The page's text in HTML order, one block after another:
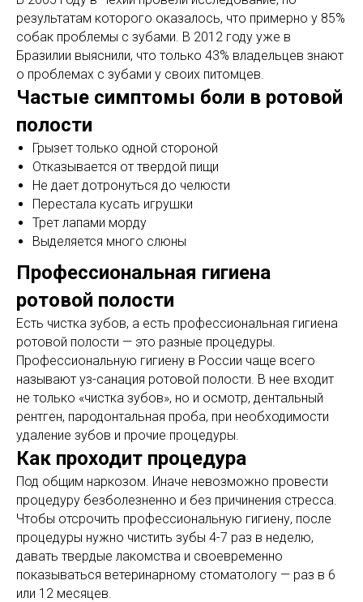
результатам которого оказалось, что примерно у 85%
собак проблемы с зубами. В 2012 году уже в
Бразилии выяснили, что только 43% владельцев знают
о проблемах с зубами у своих питомцев.
Частые симптомы боли в ротовой
полости
Грызет только одной стороной
Отказывается от твердой пищи
Не дает дотронуться до челюсти
Перестала кусать игрушки
Трет лапами морду
Выделяется много слюны
Профессиональная гигиена
ротовой полости
Есть чистка зубов, а есть профессиональная гигиена
ротовой полости — это разные процедуры.
Профессиональную гигиену в России чаще всего
называют уз-санация ротовой полости. В нее входит
не только «чистка зубов», но и осмотр, дентальный
рентген, пародонтальная проба, при необходимости
удаление зубов и прочие процедуры.
Как проходит процедура
Под общим наркозом. Иначе невозможно провести
процедуру безболезненно и без причинения стресса.
Чтобы отсрочить профессиональную гигиену, после
процедуры нужно чистить зубы 4-7 раз в неделю,
давать твердые лакомства и своевременно
показываться ветеринарному стоматологу — раз в 6
или 12 месяцев.